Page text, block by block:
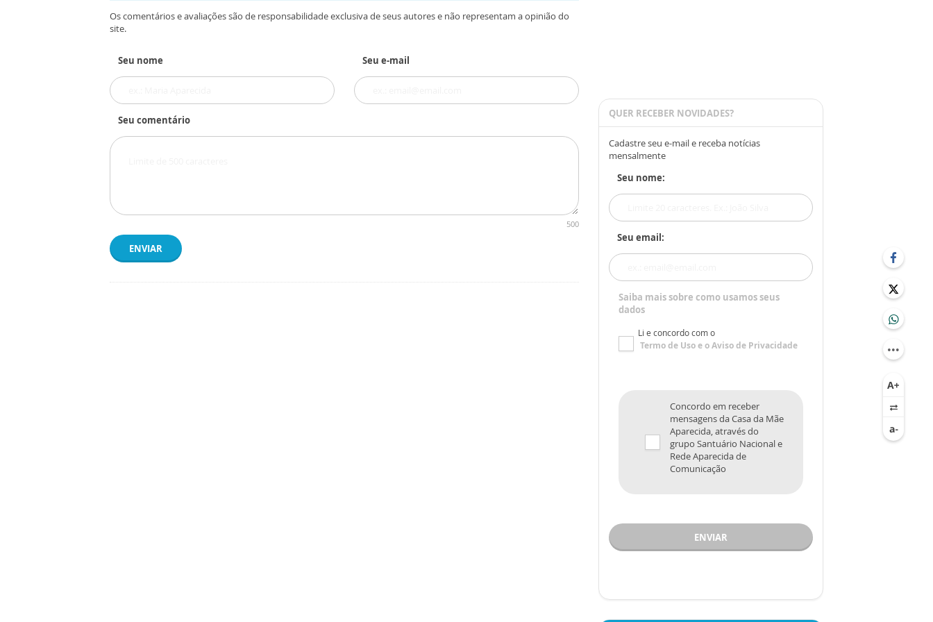
Os comentários e avaliações são de responsabilidade exclusiva de seus autores e não representam a opinião do
site.
Seu nome Seu e-mail
Seu comentário
500
ENVIAR
QUER RECEBER NOVIDADES?
Cadastre seu e-mail e receba notícias
mensalmente
Seu nome:
Seu email:
Saiba mais sobre como usamos seus
dados
Li e concordo com o
Termo de Usoe oAviso de Privacidade
Concordo em receber
mensagens da Casa da Mãe
Aparecida, através do
grupo Santuário Nacional e
Rede Aparecida de
Comunicação
ENVIAR